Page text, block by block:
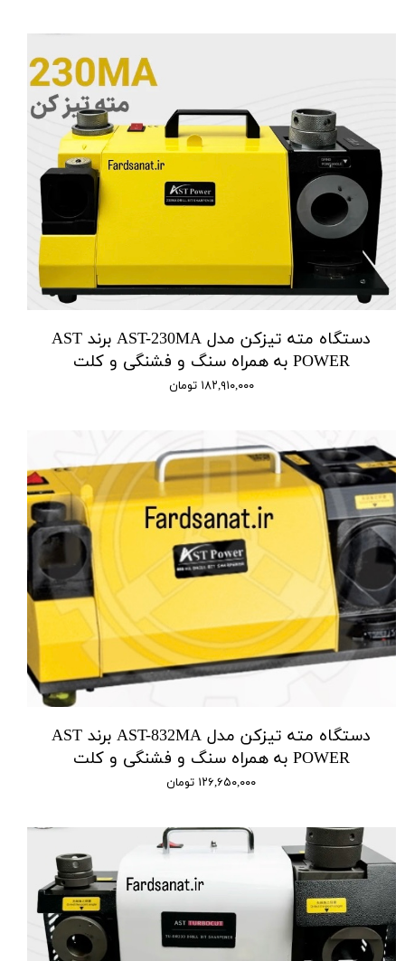
دستگاه مته تیزکن مدل AST-230MA برند AST
POWER به همراه سنگ و فشنگی و کلت
۱۸۲,۹۱۰,۰۰۰ تومان
دستگاه مته تیزکن مدل AST-832MA برند AST
POWER به همراه سنگ و فشنگی و کلت
۱۲۶,۶۵۰,۰۰۰ تومان